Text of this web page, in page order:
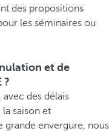
des propositions
les séminaires ou
et de
?
des délais
saison et
grande envergure, nous